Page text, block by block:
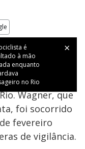
de Guilherme
o idoso
na Ilha do
Wagner, que
foi socorrido
fevereiro
de vigilância.